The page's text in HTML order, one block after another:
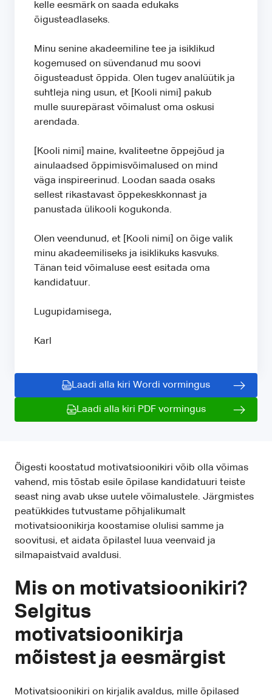
kelle eesmärk on saada edukaks
õigusteadlaseks.
Minu senine akadeemiline tee ja isiklikud
kogemused on süvendanud mu soovi
õigusteadust õppida. Olen tugev analüütik ja
suhtleja ning usun, et [Kooli nimi] pakub
mulle suurepärast võimalust oma oskusi
arendada.
[Kooli nimi] maine, kvaliteetne õppejõud ja
ainulaadsed õppimisvõimalused on mind
väga inspireerinud. Loodan saada osaks
sellest rikastavast õppekeskkonnast ja
panustada ülikooli kogukonda.
Olen veendunud, et [Kooli nimi] on õige valik
minu akadeemiliseks ja isiklikuks kasvuks.
Tänan teid võimaluse eest esitada oma
kandidatuur.
Lugupidamisega,
Karl
Laadi alla kiri Wordi vormingus
Laadi alla kiri PDF vormingus
Õigesti koostatud motivatsioonikiri võib olla võimas
vahend, mis tõstab esile õpilase kandidatuuri teiste
seast ning avab ukse uutele võimalustele. Järgmistes
peatükkides tutvustame põhjalikumalt
motivatsioonikirja koostamise olulisi samme ja
soovitusi, et aidata õpilastel luua veenvaid ja
silmapaistvaid avaldusi.
Mis on motivatsioonikiri?
Selgitus
motivatsioonikirja
mõistest ja eesmärgist
Motivatsioonikiri on kirjalik avaldus, mille õpilased